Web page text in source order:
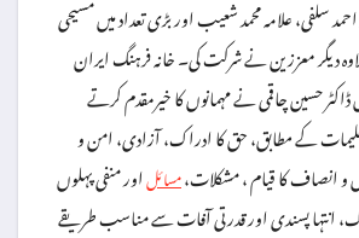
سلفی، علامہ محمد شعیب اور بڑی تعداد میں مسیحی
دیگر معززین نے شرکت کی۔ خانہ فرہنگ ایران
ڈاکٹر حسین چاقمی نے مہمانوں کا خیرمقدم کرتے
کے مطابق، حق کا ادراک، آزادی، امن و
و انصاف کا قیام ، مشکلات،مسائلاور منفی پہلوں
انتہا پسندی اور قدرتی آفات سے مناسب طریقے